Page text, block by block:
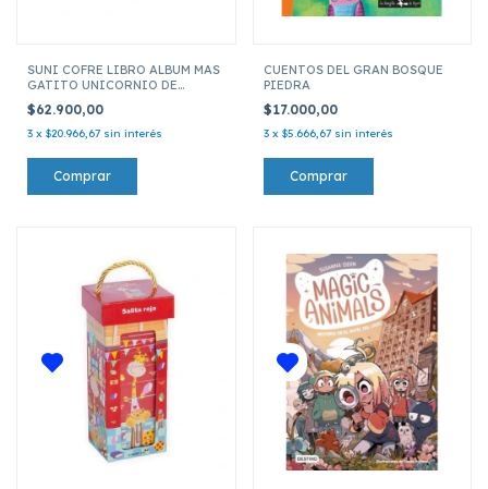
SUNI COFRE LIBRO ALBUM MAS
GATITO UNICORNIO DE
$62.900,00
3 x $20.966,67 sin interés
CUENTOS DEL GRAN BOSQUE
PIEDRA
$17.000,00
3 x $5.666,67 sin interés